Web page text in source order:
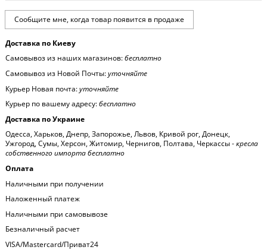
Доставка по Киеву
Самовывоз из наших магазинов:бесплатно
Самовывоз из Новой Почты:уточняйте
Курьер Новая почта:уточняйте
Курьер по вашему адресу:бесплатно
Доставка по Украине
Одесса, Харьков, Днепр, Запорожье, Львов, Кривой рог, Донецк,
Ужгород, Сумы, Херсон, Житомир, Чернигов, Полтава, Черкассы -кресла
собственного импорта бесплатно
Оплата
Наличными при получении
Наложенный платеж
Наличными при самовывозе
Безналичный расчет
VISA/Mastercard/Приват24